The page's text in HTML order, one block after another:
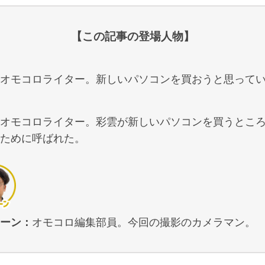
【この記事の登場人物】
オモコロライター。新しいパソコンを買おうと思ってい
オモコロライター。彩雲が新しいパソコンを買うとこ
めに呼ばれた。
ン： オモコロ編集部員。今回の撮影のカメラマン。